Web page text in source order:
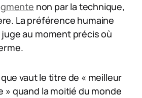
non par la technique,
La préférence humaine
au moment précis où
vaut le titre de « meilleur
» quand la moitié du monde